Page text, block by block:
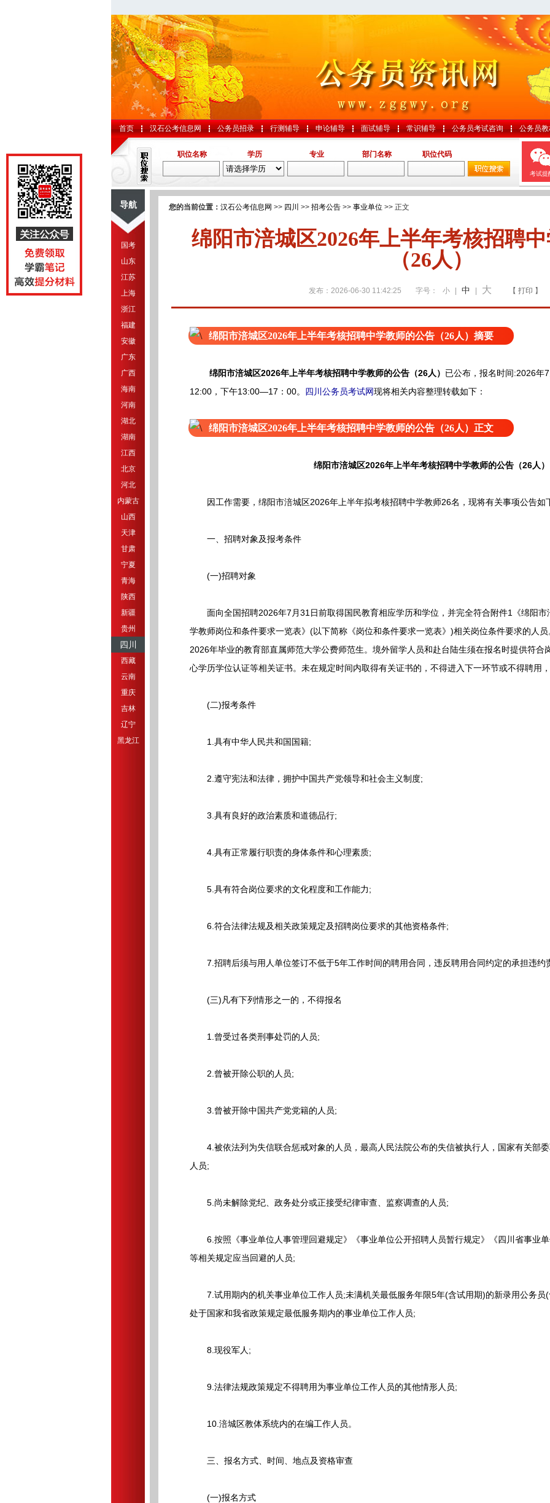
首页 汉石公考信息网 公务员招录 行测辅导 申论辅导 面试辅导 常识辅导 公务员考试咨询 公务员
职位名称 学历 专业 部门名称 职位代码
考试提
导航
国考
山东
江苏
上海
浙江
福建
安徽
广东
广西
海南
河南
湖北
湖南
江西
北京
河北
内蒙古
山西
天津
甘肃
宁夏
青海
陕西
新疆
贵州
四川
西藏
云南
重庆
吉林
辽宁
黑龙江
您的当前位置： 汉石公考信息网 >> 四川 >> 招考公告 >> 事业单位 >> 正文
绵阳市涪城区2026年上半年考核招聘
（26人）
发布：2026-06-30 11:42:25 字号： 小 中 大 【 打印 】
绵阳市涪城区2026年上半年考核招聘中学教师的公告（26人）摘要
绵阳市涪城区2026年上半年考核招聘中学教师的公告（26人） 已公布，报名时间:2026
12:00，下午13:00—17：00。 四川公务员考试网现将相关内容整理转载如下：
绵阳市涪城区2026年上半年考核招聘中学教师的公告（26人）正文
绵阳市涪城区2026年上半年考核招聘中学教师的公告（26人）
因工作需要，绵阳市涪城区2026年上半年拟考核招聘中学教师26名，现将有关事项公告如
一、招聘对象及报考条件
(一)招聘对象
面向全国招聘2026年7月31日前取得国民教育相应学历和学位，并完全符合附件1《绵阳市
学教师岗位和条件要求一览表》(以下简称《岗位和条件要求一览表》)相关岗位条件要求的人
2026年毕业的教育部直属师范大学公费师范生。境外留学人员和赴台陆生须在报名时提供符合
心学历学位认证等相关证书。未在规定时间内取得有关证书的，不得进入下一环节或不得聘用
(二)报考条件
1.具有中华人民共和国国籍;
2.遵守宪法和法律，拥护中国共产党领导和社会主义制度;
3.具有良好的政治素质和道德品行;
4.具有正常履行职责的身体条件和心理素质;
5.具有符合岗位要求的文化程度和工作能力;
6.符合法律法规及相关政策规定及招聘岗位要求的其他资格条件;
7.招聘后须与用人单位签订不低于5年工作时间的聘用合同，违反聘用合同约定的承担违约
(三)凡有下列情形之一的，不得报名
1.曾受过各类刑事处罚的人员;
2.曾被开除公职的人员;
3.曾被开除中国共产党党籍的人员;
4.被依法列为失信联合惩戒对象的人员，最高人民法院公布的失信被执行人，国家有关部
人员;
5.尚未解除党纪、政务处分或正接受纪律审查、监察调查的人员;
6.按照《事业单位人事管理回避规定》《事业单位公开招聘人员暂行规定》《四川省事业
等相关规定应当回避的人员;
7.试用期内的机关事业单位工作人员;未满机关最低服务年限5年(含试用期)的新录用公务员(
处于国家和我省政策规定最低服务期内的事业单位工作人员;
8.现役军人;
9.法律法规政策规定不得聘用为事业单位工作人员的其他情形人员;
10.涪城区教体系统内的在编工作人员。
三、报名方式、时间、地点及资格审查
(一)报名方式